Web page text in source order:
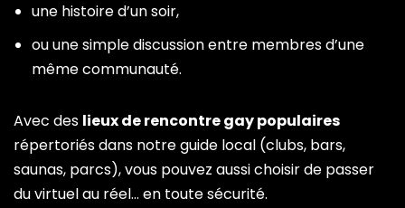
une histoire d’un soir,
ou une simple discussion entre membres d’une
même communauté.
Avec des lieux de rencontre gay populaires
répertoriés dans notre guide local (clubs, bars,
saunas, parcs), vous pouvez aussi choisir de passer
du virtuel au réel… en toute sécurité.